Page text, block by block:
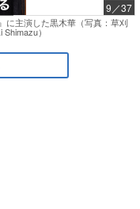
9／37
に主演した黒木華（写真：草刈
）